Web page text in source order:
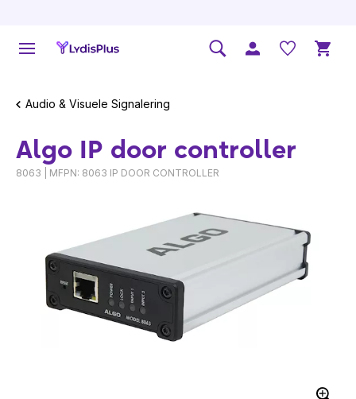
Audio & Visuele Signalering
Algo IP door controller
8063 | MFPN: 8063 IP DOOR CONTROLLER